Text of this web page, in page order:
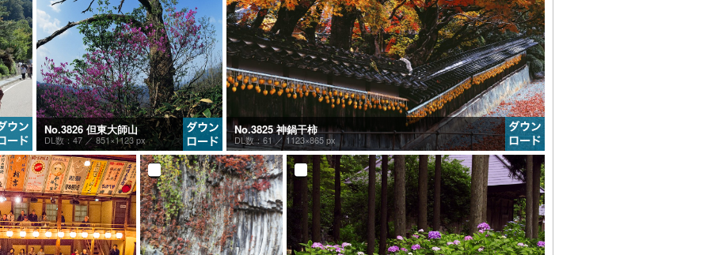
No.3826 但東大師山
DL数：47 ／ 851×1123 px
No.3825 神鍋干柿
DL数：61 ／1123×865 px